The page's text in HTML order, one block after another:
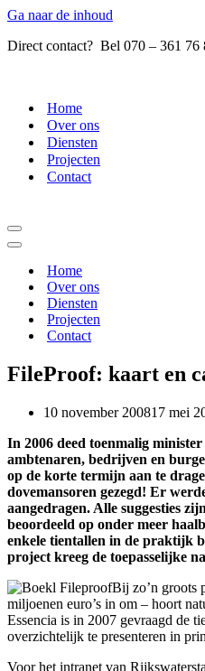
Ga naar de inhoud
Direct contact? Bel 070 – 361 76
Home
Over ons
Diensten
Projecten
Contact
Navigatie
Menu
Navigatie
Home
Over ons
Diensten
Projecten
Contact
FileProof: kaart en
10 november 200817 mei
In 2006 deed toenmalig
ambtenaren, bedrijven en
op de korte termijn aan te
dovemansoren gezegd! Er
aangedragen. Alle suggesties
beoordeeld op onder meer
enkele tientallen in de praktijk
project kreeg de toepasselijke
Bij zo’n groots
miljoenen euro’s in om – hoort
Essencia is in 2007 gevraagd de
overzichtelijk te presenteren in
Voor het intranet van